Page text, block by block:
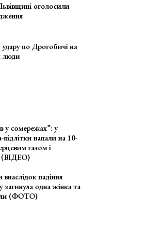
оголосили
по Дрогобичі на
люди
у сомережах”: у
підлітки напали на 10-
газом і
(ВІДЕО)
падіння
загинула одна жінка та
(ФОТО)